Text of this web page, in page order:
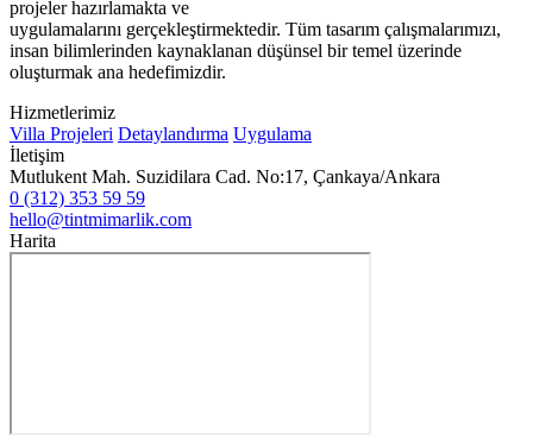
projeler hazırlamakta ve
uygulamalarını gerçekleştirmektedir. Tüm tasarım çalışmalarımızı,
insan bilimlerinden kaynaklanan düşünsel bir temel üzerinde
oluşturmak ana hedefimizdir.
Hizmetlerimiz
Villa Projeleri Detaylandırma Uygulama
İletişim
Mutlukent Mah. Suzidilara Cad. No:17, Çankaya/Ankara
0 (312) 353 59 59
hello@tintmimarlik.com
Harita